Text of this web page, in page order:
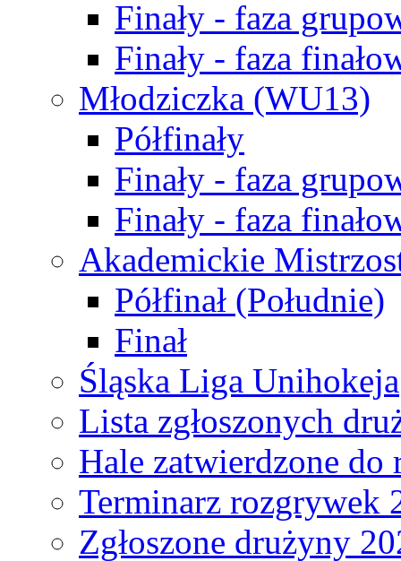
Finały - faza
Finały - faza
Młodziczka (WU13)
Półfinały
Finały - faza
Finały - faza
Akademickie
Półfinał (Południe)
Finał
Śląska Liga Unihokeja
Lista zgłoszonych
Hale zatwierdzone do
Terminarz rozgrywek
Zgłoszone drużyny